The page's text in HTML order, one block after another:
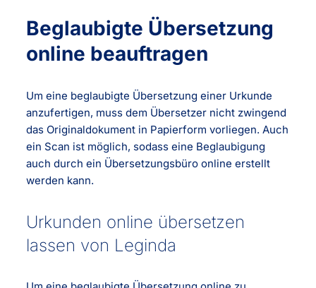
Beglaubigte Übersetzung
online beauftragen
Um eine beglaubigte Übersetzung einer Urkunde
anzufertigen, muss dem Übersetzer nicht zwingend
das Originaldokument in Papierform vorliegen. Auch
ein Scan ist möglich, sodass eine Beglaubigung
auch durch ein Übersetzungsbüro online erstellt
werden kann.
Urkunden online übersetzen
lassen von Leginda